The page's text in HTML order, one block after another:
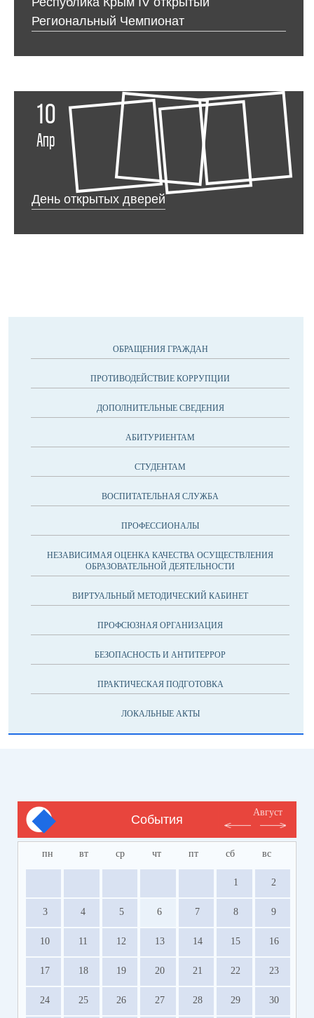
Региональный Чемпионат
10
Апр
День открытых дверей
ОБРАЩЕНИЯ ГРАЖДАН
ПРОТИВОДЕЙСТВИЕ КОРРУПЦИИ
ДОПОЛНИТЕЛЬНЫЕ СВЕДЕНИЯ
АБИТУРИЕНТАМ
СТУДЕНТАМ
ВОСПИТАТЕЛЬНАЯ СЛУЖБА
ПРОФЕССИОНАЛЫ
НЕЗАВИСИМАЯ ОЦЕНКА КАЧЕСТВА ОСУЩЕСТВЛЕНИЯ
ОБРАЗОВАТЕЛЬНОЙ ДЕЯТЕЛЬНОСТИ
ВИРТУАЛЬНЫЙ МЕТОДИЧЕСКИЙ КАБИНЕТ
ПРОФСЮЗНАЯ ОРГАНИЗАЦИЯ
БЕЗОПАСНОСТЬ И АНТИТЕРРОР
ПРАКТИЧЕСКАЯ ПОДГОТОВКА
ЛОКАЛЬНЫЕ АКТЫ
События
Август
пн вт ср чт пт сб вс
1 2
3 4 5 6 7 8 9
10 11 12 13 14 15 16
17 18 19 20 21 22 23
24 25 26 27 28 29 30